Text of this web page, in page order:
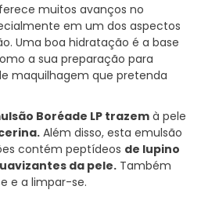
muitos avanços no
em um dos aspectos
Uma boa hidratação é a base
a sua preparação para
maquilhagem que pretenda
Boréade LP trazem à pele
Além disso, esta emulsão
contém peptídeos de lupino
da pele. Também
e a limpar-se.